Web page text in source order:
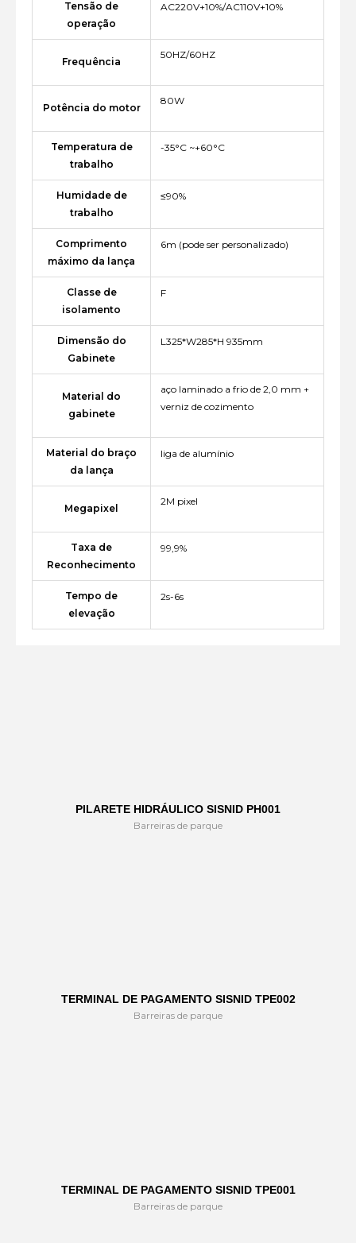
Tensão de
operação
AC220V+10%/AC110V+10%
Frequência
50HZ/60HZ
Potência do motor
80W
Temperatura de
trabalho
-35°C ~+60°C
Humidade de
trabalho
≤90%
Comprimento
máximo da lança
6m (pode ser personalizado)
Classe de
isolamento
F
Dimensão do
Gabinete
L325*W285*H 935mm
Material do
gabinete
aço laminado a frio de 2,0 mm +
verniz de cozimento
Material do braço
da lança
liga de alumínio
Megapixel
2M pixel
Taxa de
Reconhecimento
99,9%
Tempo de
elevação
2s-6s
PILARETE HIDRÁULICO SISNID PH001
Barreiras de parque
TERMINAL DE PAGAMENTO SISNID TPE002
Barreiras de parque
TERMINAL DE PAGAMENTO SISNID TPE001
Barreiras de parque